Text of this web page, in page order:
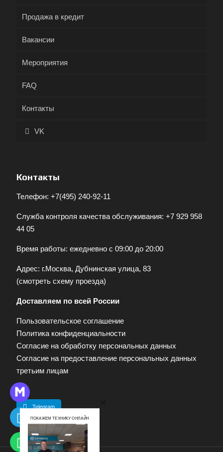
Продажа в кредит
Вакансии
Мероприятия
FAQ
Контакты
VK
Контакты
Телефон: +7(495) 240-92-11
Служба контроля качества обслуживания: +7 929 958
44 05
Время работы: ежедневно с 09:00 до 20:00
Адрес: г.Москва, Дубнинская улица, 83
(смотреть схему проезда)
Доставляем по всей России
Пользовательское соглашение
Политика конфиденциальности
Согласие на обработку персональных данных
Согласие на предоставление персональных данных
третьим лицам
Telegram
ПОКАЖЕМ ТЕХНИКУ ОНЛАЙН